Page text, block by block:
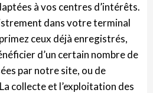
à vos centres d’intérêts.
dans votre terminal
ceux déjà enregistrés,
d’un certain nombre de
par notre site, ou de
collecte et l’exploitation des